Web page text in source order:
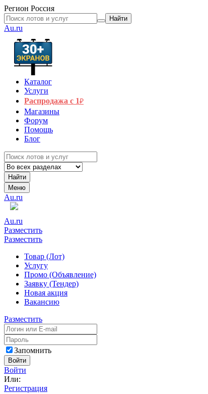
Регион Россия
Найти
Au.ru
Каталог
Услуги
Распродажа с 1₽
Магазины
Форум
Помощь
Блог
Найти
Меню
Au.ru
Au.ru
Разместить
Разместить
Товар (Лот)
Услугу
Промо (Объявление)
Заявку (Тендер)
Новая акция
Вакансию
Разместить
Запомнить
Войти
Войти
Или:
Регистрация